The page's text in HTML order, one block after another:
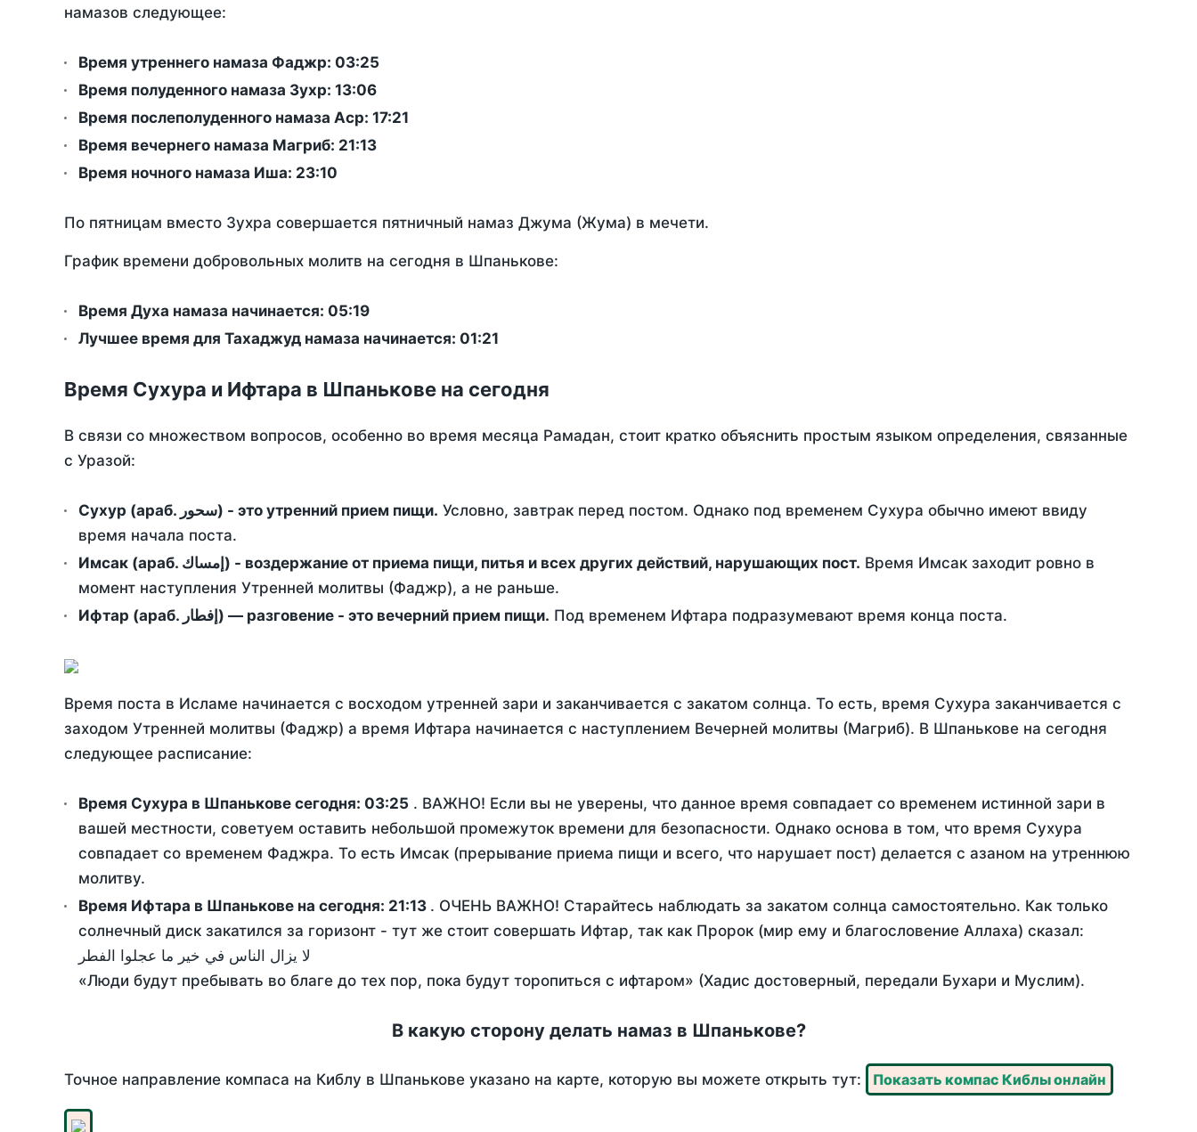
намазов следующее:
Время утреннего намаза Фаджр: 03:25
Время полуденного намаза Зухр: 13:06
Время послеполуденного намаза Аср: 17:21
Время вечернего намаза Магриб: 21:13
Время ночного намаза Иша: 23:10
По пятницам вместо Зухра совершается пятничный намаз Джума (Жума) в мечети.
График времени добровольных молитв на сегодня в Шпанькове:
Время Духа намаза начинается: 05:19
Лучшее время для Тахаджуд намаза начинается: 01:21
Время Сухура и Ифтара в Шпанькове на сегодня
В связи со множеством вопросов, особенно во время месяца Рамадан, стоит кратко объяснить простым языком определения, связанные
с Уразой:
Сухур (араб. سحور) - это утренний прием пищи. Условно, завтрак перед постом. Однако под временем Сухура обычно имеют ввиду
время начала поста.
Имсак (араб. إمساك) - воздержание от приема пищи, питья и всех других действий, нарушающих пост. Время Имсак заходит ровно в
момент наступления Утренней молитвы (Фаджр), а не раньше.
Ифтар (араб. إفطار) — разговение - это вечерний прием пищи. Под временем Ифтара подразумевают время конца поста.
Время поста в Исламе начинается с восходом утренней зари и заканчивается с закатом солнца. То есть, время Сухура заканчивается с
заходом Утренней молитвы (Фаджр) а время Ифтара начинается с наступлением Вечерней молитвы (Магриб). В Шпанькове на сегодня
следующее расписание:
Время Сухура в Шпанькове сегодня: 03:25 . ВАЖНО! Если вы не уверены, что данное время совпадает со временем истинной зари в
вашей местности, советуем оставить небольшой промежуток времени для безопасности. Однако основа в том, что время Сухура
совпадает со временем Фаджра. То есть Имсак (прерывание приема пищи и всего, что нарушает пост) делается с азаном на утреннюю
молитву.
Время Ифтара в Шпанькове на сегодня: 21:13 . ОЧЕНЬ ВАЖНО! Старайтесь наблюдать за закатом солнца самостоятельно. Как только
солнечный диск закатился за горизонт - тут же стоит совершать Ифтар, так как Пророк (мир ему и благословение Аллаха) сказал:
لا يزال الناس في خير ما عجلوا الفطر
«Люди будут пребывать во благе до тех пор, пока будут торопиться с ифтаром» (Хадис достоверный, передали Бухари и Муслим).
В какую сторону делать намаз в Шпанькове?
Точное направление компаса на Киблу в Шпанькове указано на карте, которую вы можете открыть тут: Показать компас Киблы онлайн